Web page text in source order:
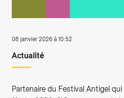
08 janvier 2026 à 10:52
Actualité
Partenaire du Festival Antigel